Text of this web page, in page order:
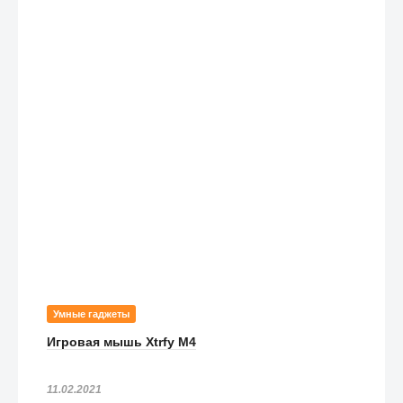
Умные гаджеты
Игровая мышь Xtrfy M4
11.02.2021